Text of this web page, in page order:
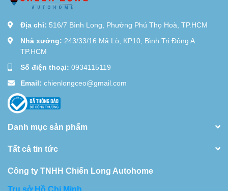
Địa chỉ: 516/7 Bình Long, Phường Phú Thọ Hoà, TP.HCM
Nhà xưởng: 243/33/16 Mã Lò, KP10, Bình Trị Đông A.
TP.HCM
Số điện thoại: 0934115119
Email: chienlongceo@gmail.com
Danh mục sản phẩm
Tất cả tin tức
Công ty TNHH Chiến Long Autohome
Trụ sở Hồ Chi Minh